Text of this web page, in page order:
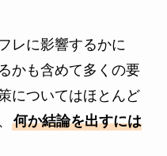
レに影響するかに
かも含めて多くの要
についてはほとんど
何か結論を出すには